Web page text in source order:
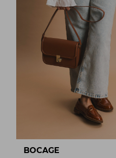
BOCAGE